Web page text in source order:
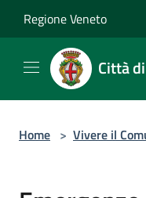
Regione Veneto
Città
Home > Vivere il